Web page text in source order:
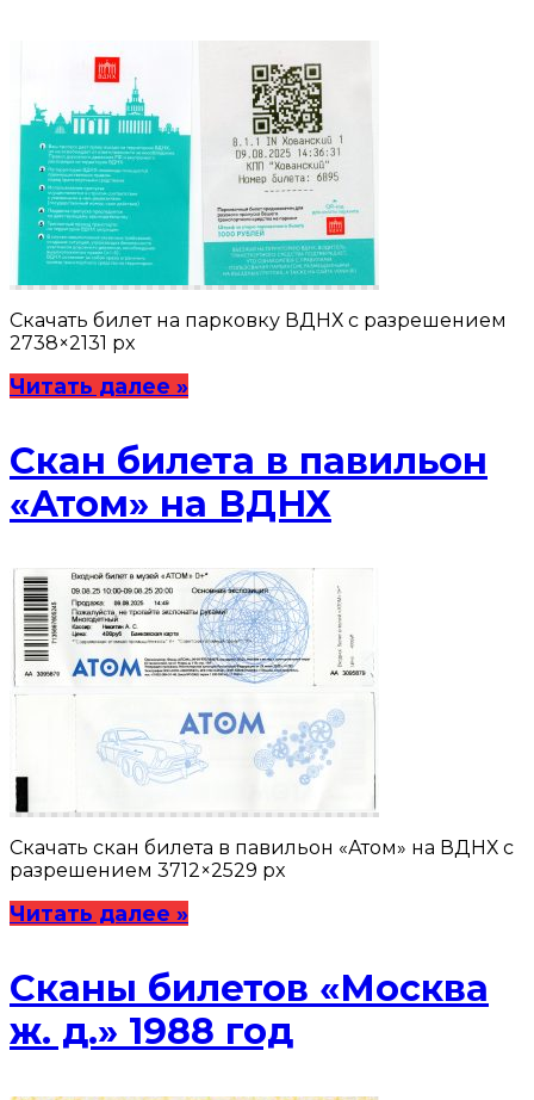
Скачать билет на парковку ВДНХ с разрешением
2738×2131 px
Читать далее »
Скан билета в павильон
«Атом» на ВДНХ
Скачать cкан билета в павильон «Атом» на ВДНХ с
разрешением 3712×2529 px
Читать далее »
Сканы билетов «Москва
ж. д.» 1988 год